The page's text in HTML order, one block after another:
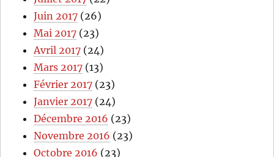
Juin 2017 (26)
Mai 2017 (23)
Avril 2017 (24)
Mars 2017 (13)
Février 2017 (23)
Janvier 2017 (24)
Décembre 2016 (23)
Novembre 2016 (23)
Octobre 2016 (23)